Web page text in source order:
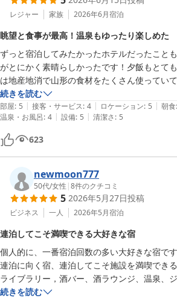
レジャー 家族 2026年6月宿泊
眺望と食事が最高！温泉もゆったり楽しめた
ずっと宿泊してみたかったホテルだったこと
がとにかく素晴らしかったです！夕飯もとて
は地産地消で山形の食材をたくさん使ってい
もたくさんいらっしゃいましたが、時間によ
ました。
続きを読む
部屋: 5 | 接客・サービス: 4 | ロケーション: 5 | 朝食:
温泉・お風呂: 4 | 設備: 5 | 清潔さ: 5
623
newmoon777
50代/女性 |8件のクチコミ
5 2026年5月27日投稿
ビジネス 一人 2026年5月宿泊
連泊してこそ満喫できる大好きな宿
個人的に、一番宿泊回数の多い大好きな宿です
連泊に向く宿、連泊してこそ施設を満喫できる
ライブラリー，酒バー、酒ラウンジ、温泉、ジ
連泊の際は、朝食後ジムでひと汗かいて温泉
続きを読む